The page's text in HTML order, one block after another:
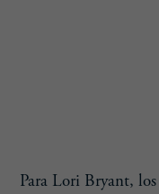
Para Lori Bryant,